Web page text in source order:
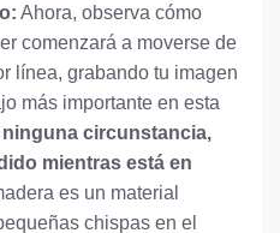
Ahora, observa cómo
comenzará a moverse de
línea, grabando tu imagen
más importante en esta
ninguna circunstancia,
mientras está en
es un material
chispas en el